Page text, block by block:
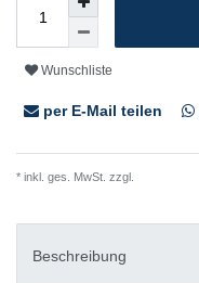
Wunschliste
per E-Mail teilen
* inkl. ges. MwSt. zzgl.
Beschreibung